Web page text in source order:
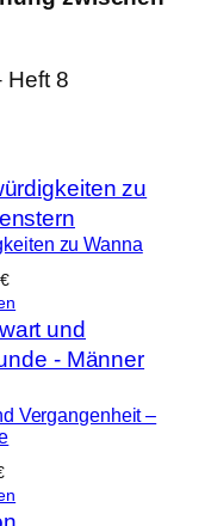
Heft 8
zu Wanna
€
Vergangenheit –